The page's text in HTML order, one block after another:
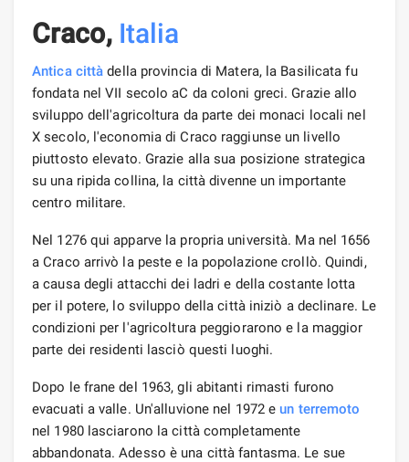
Craco, Italia
Antica città della provincia di Matera, la Basilicata fu
fondata nel VII secolo aC da coloni greci. Grazie allo
sviluppo dell'agricoltura da parte dei monaci locali nel
X secolo, l'economia di Craco raggiunse un livello
piuttosto elevato. Grazie alla sua posizione strategica
su una ripida collina, la città divenne un importante
centro militare.
Nel 1276 qui apparve la propria università. Ma nel 1656
a Craco arrivò la peste e la popolazione crollò. Quindi,
a causa degli attacchi dei ladri e della costante lotta
per il potere, lo sviluppo della città iniziò a declinare. Le
condizioni per l'agricoltura peggiorarono e la maggior
parte dei residenti lasciò questi luoghi.
Dopo le frane del 1963, gli abitanti rimasti furono
evacuati a valle. Un'alluvione nel 1972 eun terremoto
nel 1980 lasciarono la città completamente
abbandonata. Adesso è una città fantasma. Le sue